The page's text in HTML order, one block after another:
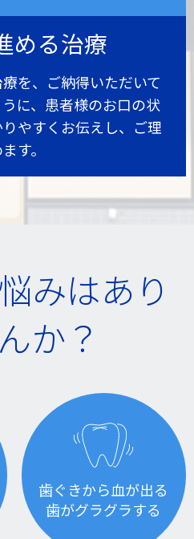
める治療
を、ご納得いただいて
に、患者様のお口の状
やすくお伝えし、ご理
す。
みはあり
か？
歯ぐきから血が出る
歯がグラグラする